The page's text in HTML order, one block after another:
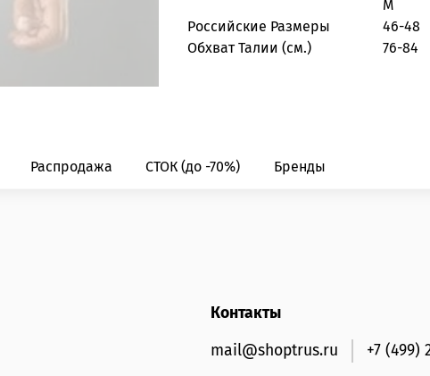
M
Российские Размеры
46-48
Обхват Талии (см.)
76-84
Распродажа СТОК (до -70%) Бренды
Контакты
mail@shoptrus.ru
+7 (499)